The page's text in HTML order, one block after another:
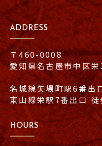
ADDRESS
〒460-0008
愛知県名古屋市中区
名城線矢場町駅6番出
東山線栄駅7番出口
HOURS